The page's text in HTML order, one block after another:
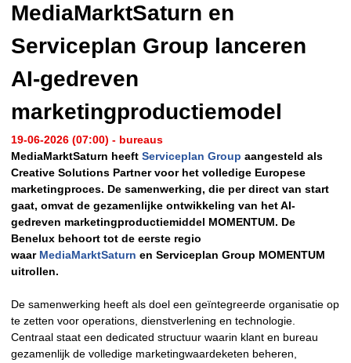
MediaMarktSaturn en
Serviceplan Group lanceren
AI-gedreven
marketingproductiemodel
19-06-2026 (07:00) - bureaus
MediaMarktSaturn heeft Serviceplan Group aangesteld als
Creative Solutions Partner voor het volledige Europese
marketingproces. De samenwerking, die per direct van start
gaat, omvat de gezamenlijke ontwikkeling van het AI-
gedreven marketingproductiemiddel MOMENTUM. De
Benelux behoort tot de eerste regio
waar MediaMarktSaturn en Serviceplan Group MOMENTUM
uitrollen.
De samenwerking heeft als doel een geïntegreerde organisatie op
te zetten voor operations, dienstverlening en technologie.
Centraal staat een dedicated structuur waarin klant en bureau
gezamenlijk de volledige marketingwaardeketen beheren,